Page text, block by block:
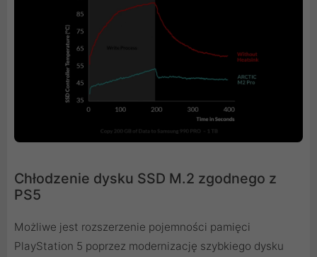
Chłodzenie dysku SSD M.2 zgodnego z
PS5
Możliwe jest rozszerzenie pojemności pamięci
PlayStation 5 poprzez modernizację szybkiego dysku